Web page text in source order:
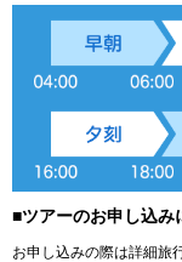
■ツアーのお申し込み
お申し込みの際は詳細旅